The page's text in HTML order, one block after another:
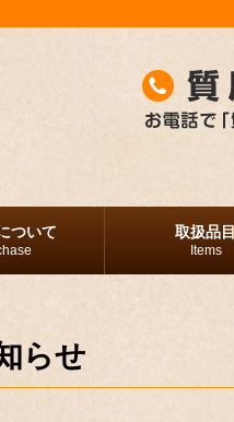
ついて 取扱品目
Items
らせ